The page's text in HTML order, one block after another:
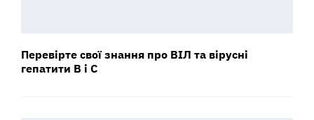
Перевірте свої знання про ВІЛ та вірусні
гепатити B і C